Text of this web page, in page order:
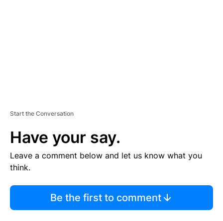
Start the Conversation
Have your say.
Leave a comment below and let us know what you
think.
Be the first to comment